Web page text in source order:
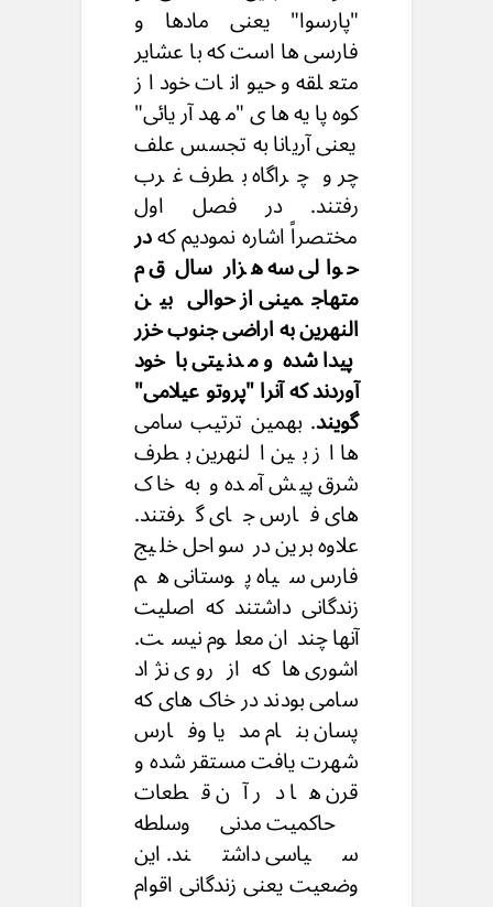
"پارسوا" یعنی مادها و
فارسی ها است که با عشایر
متعلقه و حیوانات خود از
کوه پایه های "مهد آریائی"
یعنی آریانا به تجسس علف
چر و چراگاه بطرف غرب
رفتند. در فصل اول
مختصراً اشاره نمودیم کهدر
حوالی سه هزار سال ق م
متهاجمینی از حوالی بین
النهرین به اراضی جنوب خزر
پیدا شده و مدنیتی با خود
آوردند که آنرا "پروتو عیلامی"
گویند. بهمین ترتیب سامی
ها از بین النهرین بطرف
شرق پیش آمده و به خاک
های فارس جای گرفتند.
علاوه برین در سواحل خلیج
فارس سیاه پوستانی هم
زندگانی داشتند که اصلیت
آنها چندان معلوم نیست.
اشوری ها که از روی نژاد
سامی بودند در خاک های که
پسان بنام مدیا وفارس
شهرت یافت مستقر شده و
قرن ها در آن قطعات
حاکمیت مدنی وسلطه
سیاسی داشتند. این
وضعیت یعنی زندگانی اقوام